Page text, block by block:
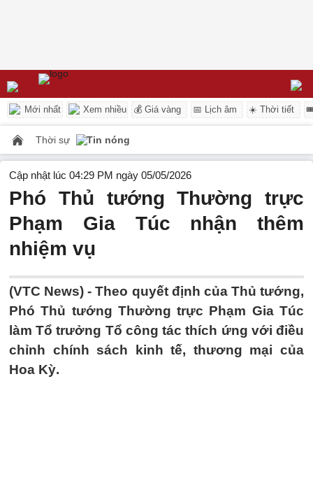
Mới nhất Xem nhiều 💰 Giá vàng 📅 Lịch âm ☀️ Thời tiết
Thời sự Tin nóng
Cập nhật lúc 04:29 PM ngày 05/05/2026
Phó Thủ tướng Thường trực
Phạm Gia Túc nhận thêm
nhiệm vụ
(VTC News) -Theo quyết định của Thủ tướng,
Phó Thủ tướng Thường trực Phạm Gia Túc
làm Tổ trưởng Tổ công tác thích ứng với điều
chỉnh chính sách kinh tế, thương mại của
Hoa Kỳ.